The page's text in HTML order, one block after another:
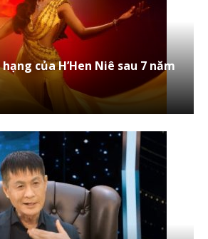
của H’Hen Niê sau 7 năm